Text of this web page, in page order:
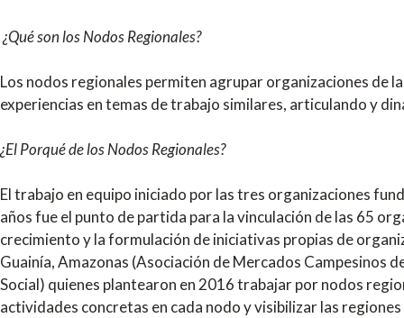
¿Qué son los Nodos Regionales?
Los nodos regionales permiten agrupar organizaciones de
experiencias en temas de trabajo similares, articulando y
¿El Porqué de los Nodos Regionales?
El trabajo en equipo iniciado por las tres organizaciones
años fue el punto de partida para la vinculación de las 65
crecimiento y la formulación de iniciativas propias de
Guainía, Amazonas (Asociación de Mercados Campesinos
Social) quienes plantearon en 2016 trabajar por nodos
actividades concretas en cada nodo y visibilizar las